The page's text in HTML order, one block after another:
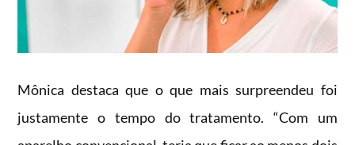
Mônica destaca que o que mais surpreendeu foi
justamente o tempo do tratamento. “Com um